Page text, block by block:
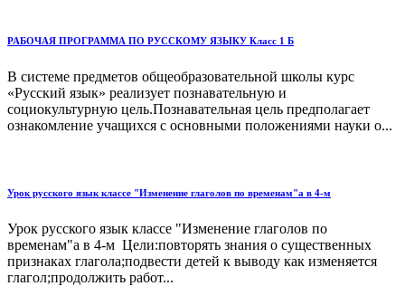
РАБОЧАЯ ПРОГРАММА ПО РУССКОМУ ЯЗЫКУ Класс 1 Б
В системе предметов общеобразовательной школы курс
«Русский язык» реализует познавательную и
социокультурную цель.Познавательная цель предполагает
ознакомление учащихся с основными положениями науки о...
Урок русского язык классе "Изменение глаголов по временам"а в 4-м
Урок русского язык классе "Изменение глаголов по
временам"а в 4-м Цели:повторять знания о существенных
признаках глагола;подвести детей к выводу как изменяется
глагол;продолжить работ...